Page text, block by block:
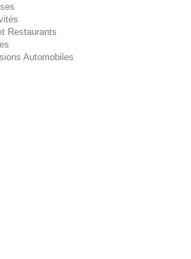
Restaurants
Automobiles